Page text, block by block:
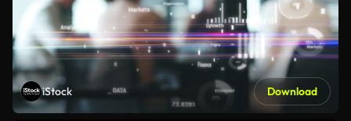
iStock Download